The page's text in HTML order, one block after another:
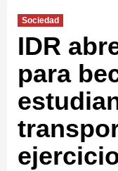
Sociedad
IDR
para